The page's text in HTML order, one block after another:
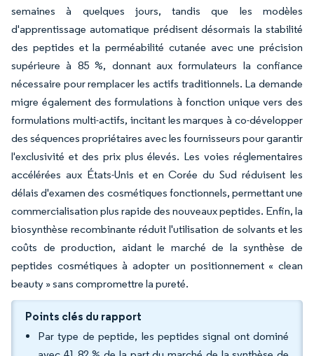
semaines à quelques jours, tandis que les modèles
d'apprentissage automatique prédisent désormais la stabilité
des peptides et la perméabilité cutanée avec une précision
supérieure à 85 %, donnant aux formulateurs la confiance
nécessaire pour remplacer les actifs traditionnels. La demande
migre également des formulations à fonction unique vers des
formulations multi-actifs, incitant les marques à co-développer
des séquences propriétaires avec les fournisseurs pour garantir
l'exclusivité et des prix plus élevés. Les voies réglementaires
accélérées aux États-Unis et en Corée du Sud réduisent les
délais d'examen des cosmétiques fonctionnels, permettant une
commercialisation plus rapide des nouveaux peptides. Enfin, la
biosynthèse recombinante réduit l'utilisation de solvants et les
coûts de production, aidant le marché de la synthèse de
peptides cosmétiques à adopter un positionnement « clean
beauty » sans compromettre la pureté.
Points clés du rapport
Par type de peptide, les peptides signal ont dominé